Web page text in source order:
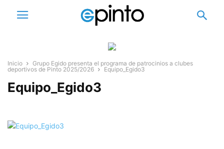
Inicio
Grupo Egido presenta el programa de patrocinios a clubes
deportivos de Pinto 2025/2026
Equipo_Egido3
Equipo_Egido3